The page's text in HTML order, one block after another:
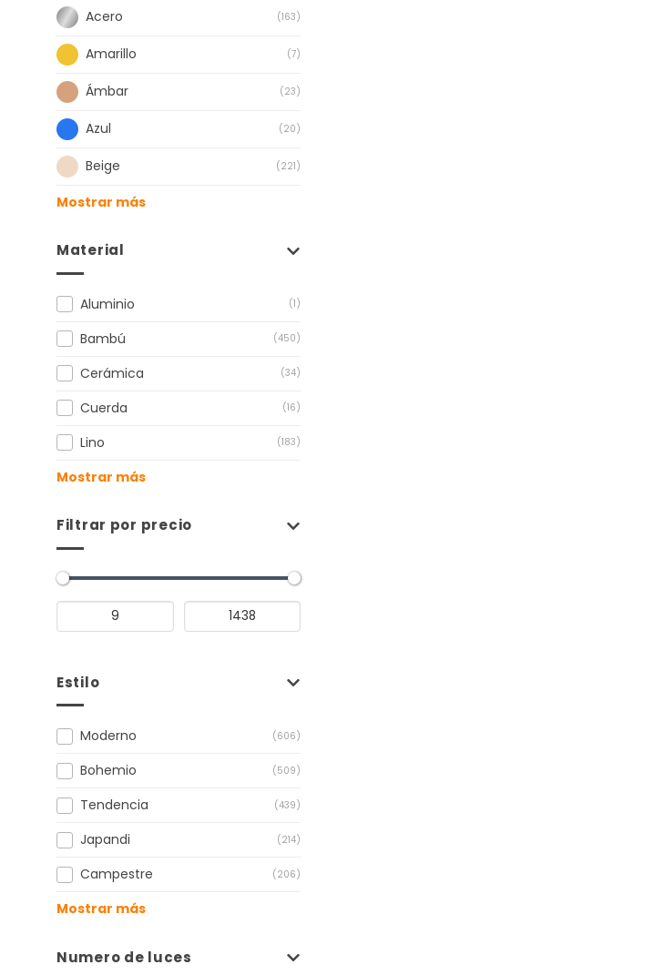
Acero (163)
Amarillo (7)
Ámbar (23)
Azul (20)
Beige (221)
Mostrar más
Material
Aluminio (1)
Bambú (450)
Cerámica (34)
Cuerda (16)
Lino (183)
Mostrar más
Filtrar por precio
Estilo
Moderno (606)
Bohemio (509)
Tendencia (439)
Japandi (214)
Campestre (206)
Mostrar más
Numero de luces